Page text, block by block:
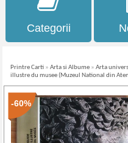
Categorii
Printre Carti »Arta si Albume »Arta
illustre du musee (Muzeul National din
-60%